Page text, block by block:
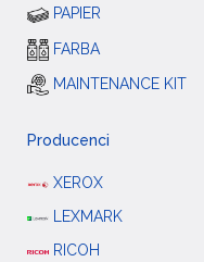
PAPIER
FARBA
MAINTENANCE KIT
Producenci
XEROX
LEXMARK
RICOH